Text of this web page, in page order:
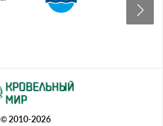
© 2010-2026